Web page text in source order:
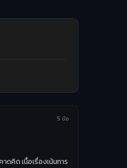
5 ข้อ
ดคิด เนื้อเรื่องเน้นการ